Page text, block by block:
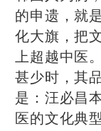
的申遗，就
化大旗，把
上超越中医
甚少时，其
是：汪必昌
医的文化典